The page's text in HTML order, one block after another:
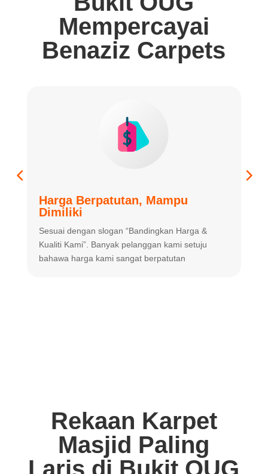
Mempercayai
Benaziz Carpets
Harga Berpatutan, Mampu
Dimiliki
Sesuai dengan slogan “Bandingkan Harga &
Kualiti Kami”. Banyak pelanggan kami setuju
bahawa harga kami sangat berpatutan
Rekaan Karpet
Masjid Paling
Laris di Bukit OUG